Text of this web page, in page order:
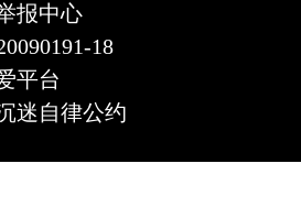
报中心
18
平台
迷自律公约